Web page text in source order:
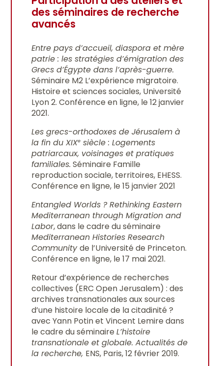
des séminaires de recherche
avancés
Entre pays d’accueil, diaspora et mère
patrie : les stratégies d’émigration des
Grecs d’Égypte dans l’après-guerre.
Séminaire M2 L’expérience migratoire.
Histoire et sciences sociales, Université
Lyon 2. Conférence en ligne, le 12 janvier
2021.
Les grecs-orthodoxes de Jérusalem à
la fin du XIXe siècle : Logements
patriarcaux, voisinages et pratiques
familiales. Séminaire Famille
reproduction sociale, territoires, EHESS.
Conférence en ligne, le 15 janvier 2021
Entangled Worlds ? Rethinking Eastern
Mediterranean through Migration and
Labor, dans le cadre du séminaire
Mediterranean Histories Research
Communityde l’Université de Princeton.
Conférence en ligne, le 17 mai 2021.
Retour d’expérience de recherches
collectives (ERC Open Jerusalem) : des
archives transnationales aux sources
d’une histoire locale de la citadinité ?
avec Yann Potin et Vincent Lemire dans
le cadre du séminaireL’histoire
transnationale et globale. Actualités de
la recherche, ENS, Paris, 12 février 2019.